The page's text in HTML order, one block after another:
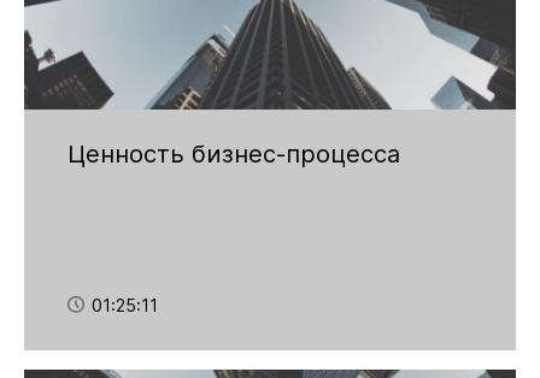
Ценность бизнес-процесса
01:25:11